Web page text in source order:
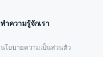
ทำความรู้จักเรา
นโยบายความเป็นส่วนตัว